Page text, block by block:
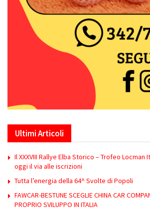
Ultimi Articoli
Il XXXVIII Rallye Elba Storico – Trofeo
oggi il via alle iscrizioni
Tutta l’energia della 64^ Svolte di Popoli
FAWCAR-BESTUNE SCEGLIE CHINA CAR
PROPRIO SVILUPPO IN ITALIA